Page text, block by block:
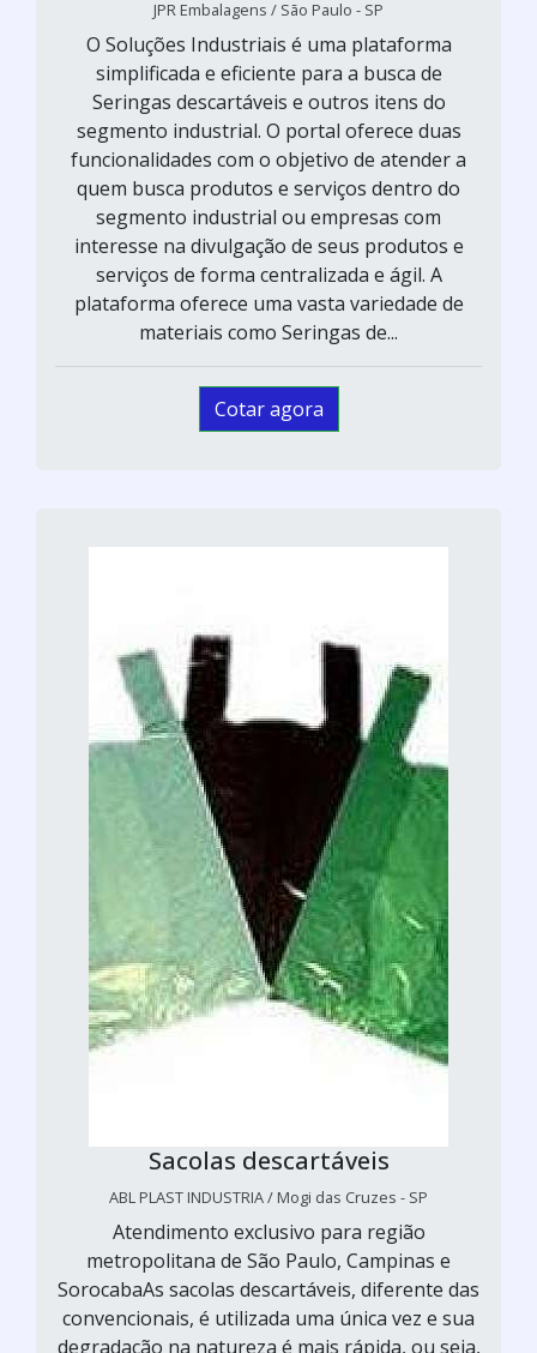
JPR Embalagens / São Paulo - SP
O Soluções Industriais é uma plataforma
simplificada e eficiente para a busca de
Seringas descartáveis e outros itens do
segmento industrial. O portal oferece duas
funcionalidades com o objetivo de atender a
quem busca produtos e serviços dentro do
segmento industrial ou empresas com
interesse na divulgação de seus produtos e
serviços de forma centralizada e ágil. A
plataforma oferece uma vasta variedade de
materiais como Seringas de...
Cotar agora
Sacolas descartáveis
ABL PLAST INDUSTRIA / Mogi das Cruzes - SP
Atendimento exclusivo para região
metropolitana de São Paulo, Campinas e
SorocabaAs sacolas descartáveis, diferente das
convencionais, é utilizada uma única vez e sua
degradação na natureza é mais rápida, ou seja,